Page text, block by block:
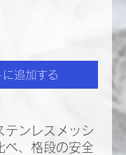
に追加する
ンレスメッシ
べ、格段の安全